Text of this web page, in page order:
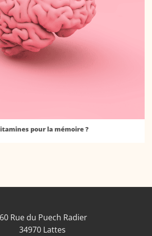
pour la mémoire ?
Rue du Puech Radier
34970 Lattes